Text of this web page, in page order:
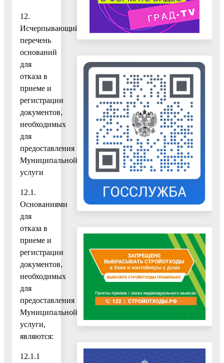
12.
Исчерпывающий
перечень
оснований
для
отказа в
приеме и
регистрации
документов,
необходимых
для
предоставления
Муниципальной
услуги
12.1.
Основаниями
для
отказа в
приеме и
регистрации
документов,
необходимых
для
предоставления
Муниципальной
услуги,
являются:
12.1.1